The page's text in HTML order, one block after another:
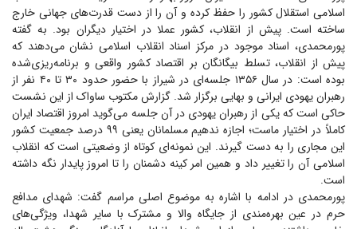
اسلامی استقلال کشور را حفظ کرده و آن را از دست قدرت‌های جهانی خارج
ساخته است. پیش از انقلاب، کشور عملا در اختیار دیگران بود. به گفته
پورمحمدی، اسناد موجود در مرکز اسناد انقلاب اسلامی نشان می‌دهند که
پیش از انقلاب، تسلط بیگانگان بر اقتصاد کشور واقعی و برنامه‌ریزی‌شده
بوده است: در سال ۱۳۵۶ جلسه‌ای در شیراز با حضور حدود ۳۰ تا ۴۰ نفر از
رهبران یهودی ایرانی و بهایی برگزار شد. گزارش مکتوب ساواک از این نشست
حاکی است که یکی از رهبران یهودی در آن جلسه می‌گوید امروز اقتصاد ایران
کاملاً در اختیار ماست؛ اجازه ندهیم مسلمانان یعنی ۹۹ درصد جمعیت کشور
این مجاری را به دست گیرند. این نمونه‌ای کوتاه از وضعیتی است که انقلاب
اسلامی آن را تغییر داد و همین امر کینه دشمنان را تا امروز پایدار نگه داشته
است.
پورمحمدی در ادامه با اشاره به موضوع اصلی مراسم گفت: شهدای مدافع
حرم در عین بهره‌مندی از جایگاه والا و مشترک با سایر شهدا، ویژگی‌های